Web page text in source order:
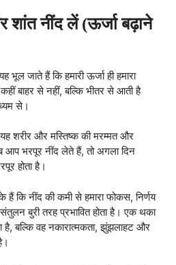
नींद लें (ऊर्जा बढ़ाने
जाते हैं कि हमारी ऊर्जा ही हमारा
बाहर से नहीं, बल्कि भीतर से आती है
से।
शरीर और मस्तिष्क की मरम्मत और
आप भरपूर नींद लेते हैं, तो अगला दिन
होता है।
हैं कि नींद की कमी से हमारा फोकस, निर्णय
बुरी तरह प्रभावित होता है। एक थका
है, बल्कि वह नकारात्मकता, झुंझलाहट और